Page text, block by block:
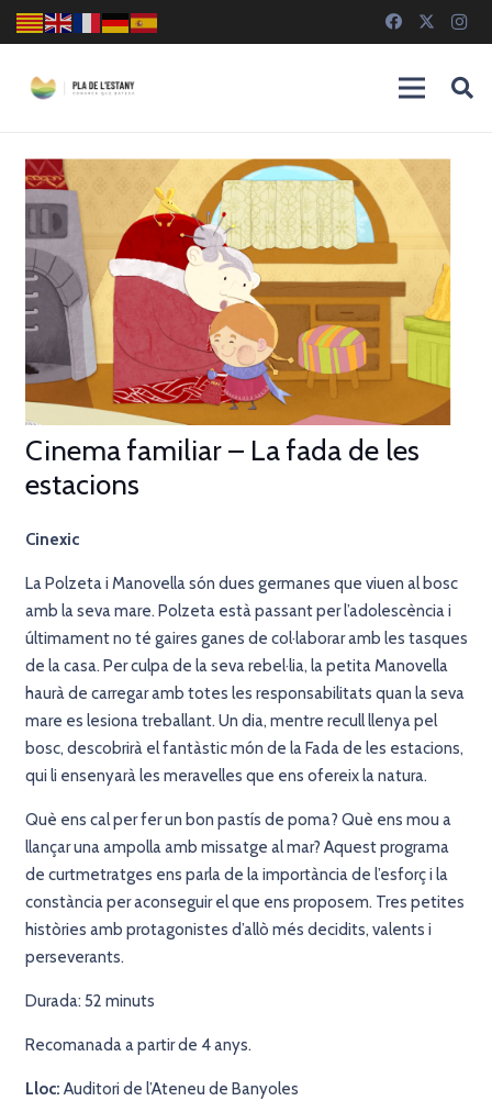
Cinema familiar – La fada de les
estacions
Cinexic
La Polzeta i Manovella són dues germanes que viuen al bosc
amb la seva mare. Polzeta està passant per l’adolescència i
últimament no té gaires ganes de col·laborar amb les tasques
de la casa. Per culpa de la seva rebel·lia, la petita Manovella
haurà de carregar amb totes les responsabilitats quan la seva
mare es lesiona treballant. Un dia, mentre recull llenya pel
bosc, descobrirà el fantàstic món de la Fada de les estacions,
qui li ensenyarà les meravelles que ens ofereix la natura.
Què ens cal per fer un bon pastís de poma? Què ens mou a
llançar una ampolla amb missatge al mar? Aquest programa
de curtmetratges ens parla de la importància de l’esforç i la
constància per aconseguir el que ens proposem. Tres petites
històries amb protagonistes d’allò més decidits, valents i
perseverants.
Durada: 52 minuts
Recomanada a partir de 4 anys.
Lloc: Auditori de l’Ateneu de Banyoles